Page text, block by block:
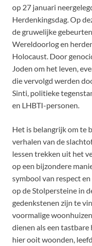
op 27 januari
Herdenkingsdag. Op
de gruwelijke
Wereldoorlog en
Holocaust. Door
Joden om het leven,
die vervolgd werden
Sinti, politieke
en LHBTI-personen.
Het is belangrijk om te
verhalen van de
lessen trekken uit het
op een bijzondere
symbool van respect
op de Stolpersteine in
gedenkstenen zijn te
voormalige
dienen als een tastbare
hier ooit woonden,